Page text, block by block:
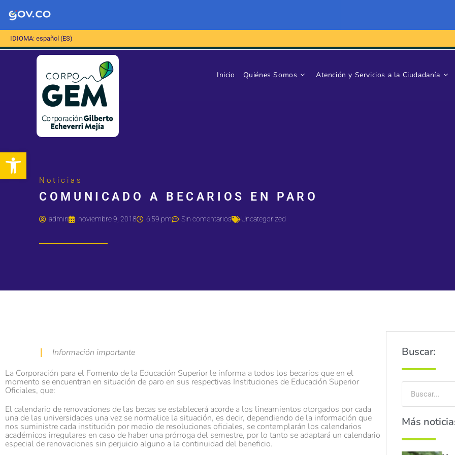
Abrir barra de herramientas
IDIOMA: español (ES)
Inicio Quiénes Somos Atención y Servicios a la Ciudadanía
Noticias
COMUNICADO A BECARIOS EN PARO
admin noviembre 9, 2018 6:59 pm Sin comentarios Uncategorized
Información importante
La Corporación para el Fomento de la Educación Superior le informa a todos los becarios que en el
momento se encuentran en situación de paro en sus respectivas Instituciones de Educación Superior
Oficiales, que:
El calendario de renovaciones de las becas se establecerá acorde a los lineamientos otorgados por cada
una de las universidades una vez se normalice la situación, es decir, dependiendo de la información que
nos suministre cada institución por medio de resoluciones oficiales, se contemplarán los calendarios
académicos irregulares en caso de haber una prórroga del semestre, por lo tanto se adaptará un calendario
especial de renovaciones sin perjuicio alguno a la continuidad del beneficio.
Buscar:
Más